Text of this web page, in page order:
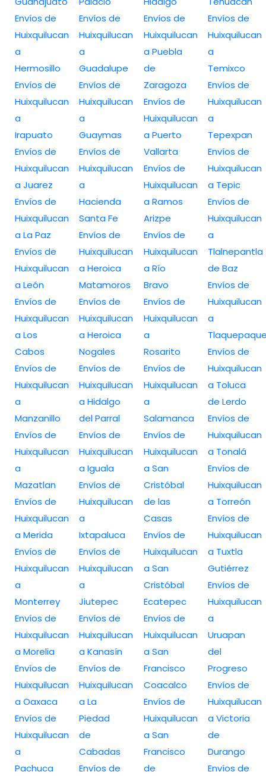
Envíos de
Huixquilucan
a
Hermosillo
Envíos de
Huixquilucan
a
Irapuato
Envíos de
Huixquilucan
a Juarez
Envíos de
Huixquilucan
a La Paz
Envíos de
Huixquilucan
a León
Envíos de
Huixquilucan
a Los
Cabos
Envíos de
Huixquilucan
a
Manzanillo
Envíos de
Huixquilucan
a
Mazatlan
Envíos de
Huixquilucan
a Merida
Envíos de
Huixquilucan
a
Monterrey
Envíos de
Huixquilucan
a Morelia
Envíos de
Huixquilucan
a Oaxaca
Envíos de
Huixquilucan
a
Pachuca
Envíos de
Huixquilucan
a
Guadalupe
Envíos de
Huixquilucan
a
Guaymas
Envíos de
Huixquilucan
a
Hacienda
Santa Fe
Envíos de
Huixquilucan
a Heroica
Matamoros
Envíos de
Huixquilucan
a Heroica
Nogales
Envíos de
Huixquilucan
a Hidalgo
del Parral
Envíos de
Huixquilucan
a Iguala
Envíos de
Huixquilucan
a
Ixtapaluca
Envíos de
Huixquilucan
a
Jiutepec
Envíos de
Huixquilucan
a Kanasín
Envíos de
Huixquilucan
a La
Piedad
de
Cabadas
Envíos de
Envíos de
Huixquilucan
a Puebla
de
Zaragoza
Envíos de
Huixquilucan
a Puerto
Vallarta
Envíos de
Huixquilucan
a Ramos
Arizpe
Envíos de
Huixquilucan
a Río
Bravo
Envíos de
Huixquilucan
a
Rosarito
Envíos de
Huixquilucan
a
Salamanca
Envíos de
Huixquilucan
a San
Cristóbal
de las
Casas
Envíos de
Huixquilucan
a San
Cristóbal
Ecatepec
Envíos de
Huixquilucan
a San
Francisco
Coacalco
Envíos de
Huixquilucan
a San
Francisco
de
Envíos de
Huixquilucan
a
Temixco
Envíos de
Huixquilucan
a
Tepexpan
Envíos de
Huixquilucan
a Tepic
Envíos de
Huixquilucan
a
Tlalnepantla
de Baz
Envíos de
Huixquilucan
a
Envíos de
Huixquilucan
a Toluca
de Lerdo
Envíos de
Huixquilucan
a Tonalá
Envíos de
Huixquilucan
a Torreón
Envíos de
Huixquilucan
a Tuxtla
Gutiérrez
Envíos de
Huixquilucan
a
Uruapan
del
Progreso
Envíos de
Huixquilucan
a Victoria
de
Durango
Envíos de